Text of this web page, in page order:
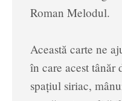
Roman Melodul.
Această carte ne
în care acest tânăr
spaţiul siriac,